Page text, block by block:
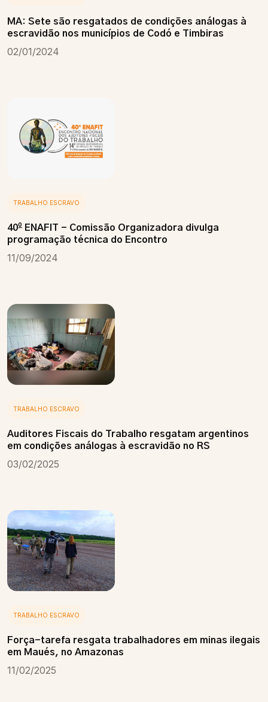
MA: Sete são resgatados de condições análogas à
escravidão nos municípios de Codó e Timbiras
02/01/2024
TRABALHO ESCRAVO
40º ENAFIT - Comissão Organizadora divulga
programação técnica do Encontro
11/09/2024
TRABALHO ESCRAVO
Auditores Fiscais do Trabalho resgatam argentinos
em condições análogas à escravidão no RS
03/02/2025
TRABALHO ESCRAVO
Força-tarefa resgata trabalhadores em minas ilegais
em Maués, no Amazonas
11/02/2025